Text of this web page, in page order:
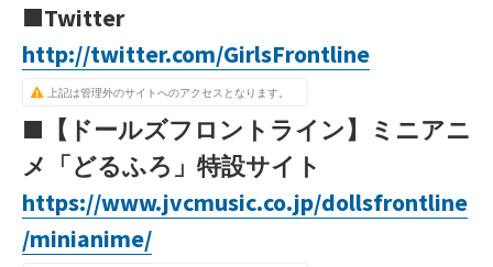
■Twitter
http://twitter.com/GirlsFrontline
上記は管理外のサイトへのアクセスとなります。
■【ドールズフロントライン】ミニアニ
メ「どるふろ」特設サイト
https://www.jvcmusic.co.jp/dollsfrontline
/minianime/